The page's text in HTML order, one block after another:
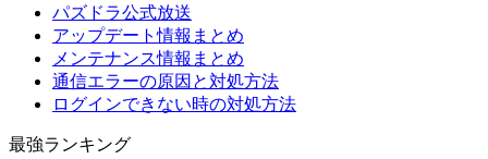
パズドラ公式放送
アップデート情報まとめ
メンテナンス情報まとめ
通信エラーの原因と対処方法
ログインできない時の対処方法
最強ランキング